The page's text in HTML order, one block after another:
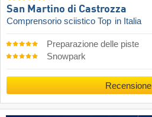
San Martino di Castrozza
Comprensorio sciistico Top in Italia
Preparazione delle piste
Snowpark
Recensione